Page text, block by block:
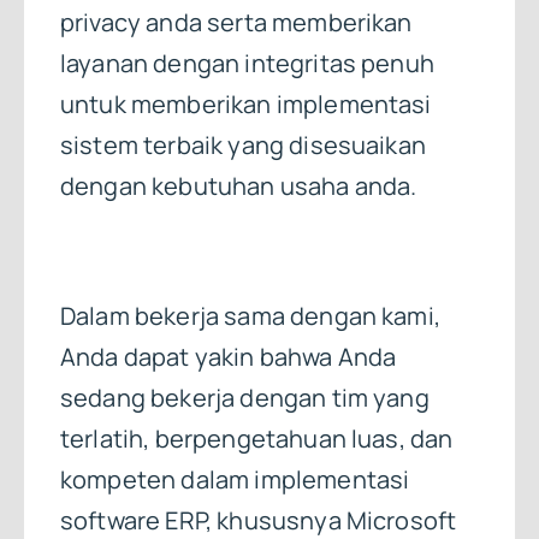
privacy anda serta memberikan
layanan dengan integritas penuh
untuk memberikan implementasi
sistem terbaik yang disesuaikan
dengan kebutuhan usaha anda.
Dalam bekerja sama dengan kami,
Anda dapat yakin bahwa Anda
sedang bekerja dengan tim yang
terlatih, berpengetahuan luas, dan
kompeten dalam implementasi
software ERP, khususnya Microsoft